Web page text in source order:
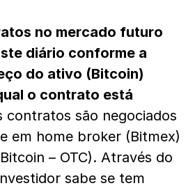
no mercado futuro
diário conforme a
do ativo (Bitcoin)
o contrato está
contratos são negociados
em home broker (Bitmex)
– OTC). Através do
sabe se tem